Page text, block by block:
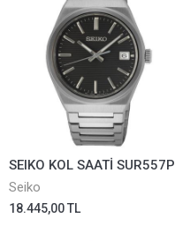
SEIKO KOL SAATİ SUR557P
Seiko
18.445,00 TL